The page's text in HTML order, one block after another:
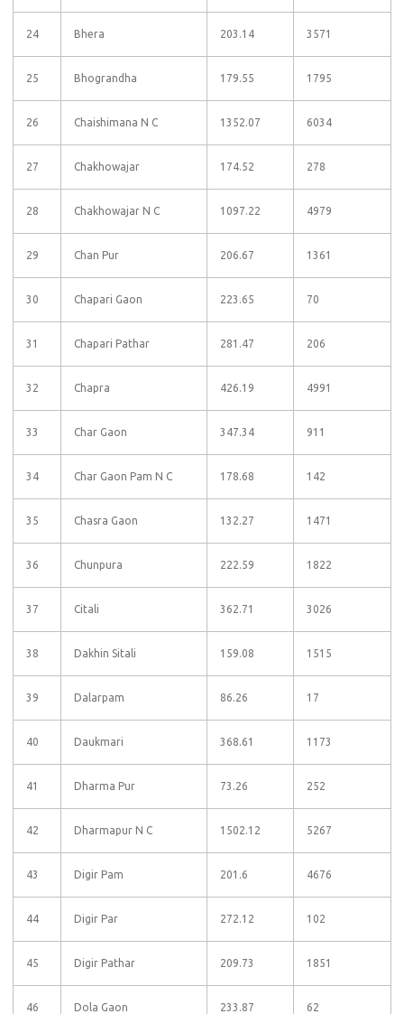
24 Bhera 203.14 3571
25 Bhograndha 179.55 1795
26 Chaishimana N C 1352.07 6034
27 Chakhowajar 174.52 278
28 Chakhowajar N C 1097.22 4979
29 Chan Pur 206.67 1361
30 Chapari Gaon 223.65 70
31 Chapari Pathar 281.47 206
32 Chapra 426.19 4991
33 Char Gaon 347.34 911
34 Char Gaon Pam N C 178.68 142
35 Chasra Gaon 132.27 1471
36 Chunpura 222.59 1822
37 Citali 362.71 3026
38 Dakhin Sitali 159.08 1515
39 Dalarpam 86.26 17
40 Daukmari 368.61 1173
41 Dharma Pur 73.26 252
42 Dharmapur N C 1502.12 5267
43 Digir Pam 201.6 4676
44 Digir Par 272.12 102
45 Digir Pathar 209.73 1851
46 Dola Gaon 233.87 62